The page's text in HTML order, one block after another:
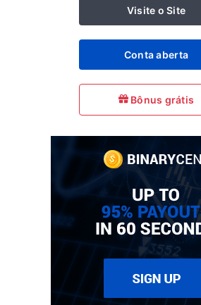
Visite o Site
Conta aberta
Bônus grátis